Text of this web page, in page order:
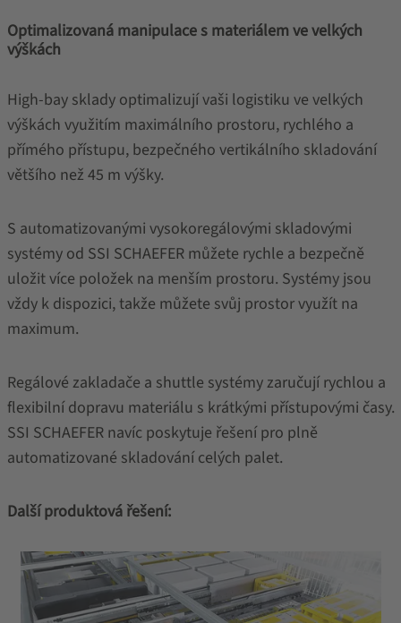
Optimalizovaná manipulace s materiálem ve velkých
výškách
High-bay sklady optimalizují vaši logistiku ve velkých
výškách využitím maximálního prostoru, rychlého a
přímého přístupu, bezpečného vertikálního skladování
většího než 45 m výšky.
S automatizovanými vysokoregálovými skladovými
systémy od SSI SCHAEFER můžete rychle a bezpečně
uložit více položek na menším prostoru. Systémy jsou
vždy k dispozici, takže můžete svůj prostor využít na
maximum.
Regálové zakladače a shuttle systémy zaručují rychlou a
flexibilní dopravu materiálu s krátkými přístupovými časy.
SSI SCHAEFER navíc poskytuje řešení pro plně
automatizované skladování celých palet.
Další produktová řešení: